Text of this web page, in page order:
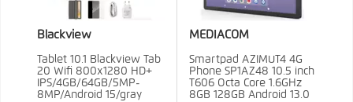
Blackview
Tablet 10.1 Blackview Tab
20 Wifi 800x1280 HD+
IPS/4GB/64GB/5MP-
8MP/Android 15/gray
MEDIACOM
Smartpad AZIMUT4 4G
Phone SP1AZ48 10.5 inch
T606 Octa Core 1.6GHz
8GB 128GB Android 13.0